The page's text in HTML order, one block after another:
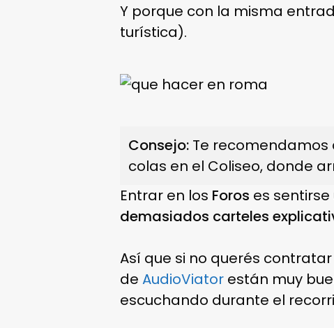
Y porque con la misma
turística).
Consejo: Te
colas en el Coliseo, donde
Entrar en los Foros es
demasiados carteles
Así que si no querés
de AudioViator están muy
escuchando durante el